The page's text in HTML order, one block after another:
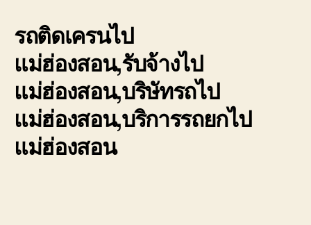
รถติดเครนไป
แม่ฮ่องสอน,รับจ้างไป
แม่ฮ่องสอน,บริษัทรถไป
แม่ฮ่องสอน,บริการรถยกไป
แม่ฮ่องสอน